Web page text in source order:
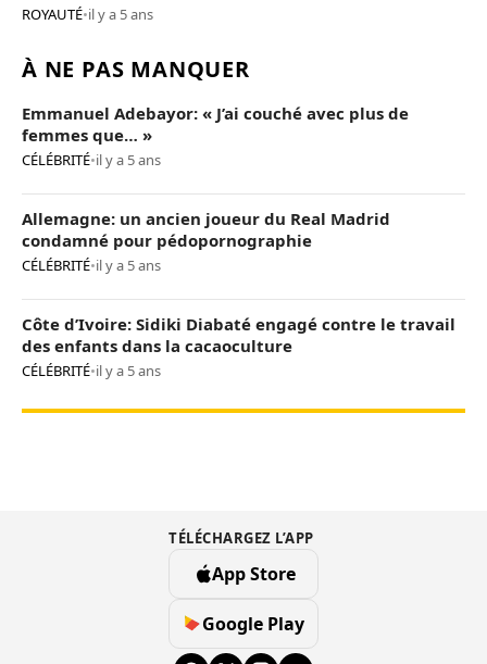
ROYAUTÉ•il y a 5 ans
À NE PAS MANQUER
Emmanuel Adebayor: « J’ai couché avec plus de
femmes que… »
CÉLÉBRITÉ•il y a 5 ans
Allemagne: un ancien joueur du Real Madrid
condamné pour pédopornographie
CÉLÉBRITÉ•il y a 5 ans
Côte d’Ivoire: Sidiki Diabaté engagé contre le travail
des enfants dans la cacaoculture
CÉLÉBRITÉ•il y a 5 ans
TÉLÉCHARGEZ L’APP
App Store
Google Play